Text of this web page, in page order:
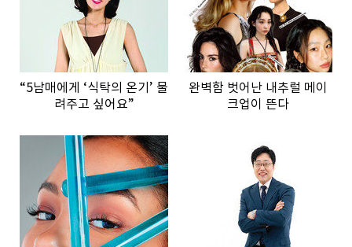
“5남매에게 ‘식탁의 온기’ 물
려주고 싶어요”
완벽함 벗어난 내추럴 메이
크업이 뜬다